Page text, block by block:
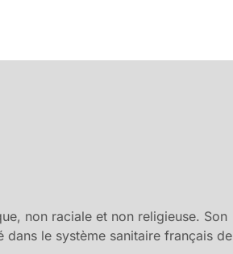
non raciale et non religieuse. Son
dans le système sanitaire français de